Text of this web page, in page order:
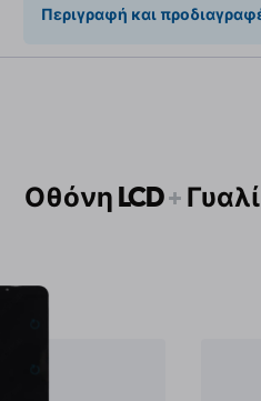
Περιγραφή και
Οθόνη LCD+